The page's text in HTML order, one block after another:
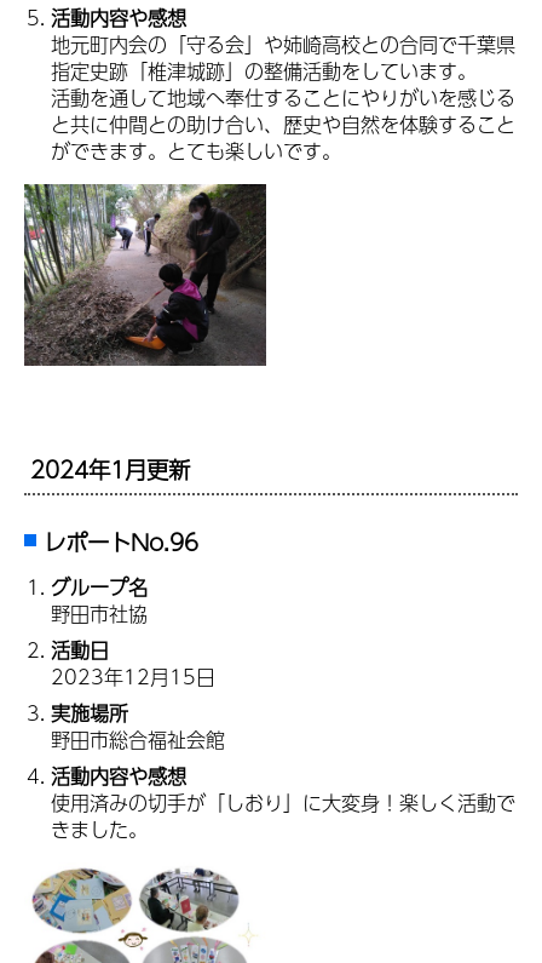
活動内容や感想
地元町内会の「守る会」や姉崎高校との合同で千葉県
指定史跡「椎津城跡」の整備活動をしています。
活動を通して地域へ奉仕することにやりがいを感じる
と共に仲間との助け合い、歴史や自然を体験すること
ができます。とても楽しいです。
2024年1月更新
レポートNo.96
グループ名
野田市社協
活動日
2023年12月15日
実施場所
野田市総合福祉会館
活動内容や感想
使用済みの切手が「しおり」に大変身！楽しく活動で
きました。